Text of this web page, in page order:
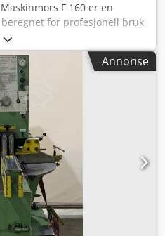
F 160 er en
for profesjonell bruk
CNC-sentre og på
gjennomtenkte
av høy kvalitet, sikrer den
Dette er et uunnværlig
og muligheten til
geometri er viktig.
* Høy festekraft på opptil
stabil holding av emnet
* Todelt
av lange emner ved å
* Kropp og kjefter
– sikrer motstand mot
industrielle forhold. *
– sikrer nøyaktig
Annonse